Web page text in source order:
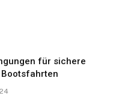
für sichere